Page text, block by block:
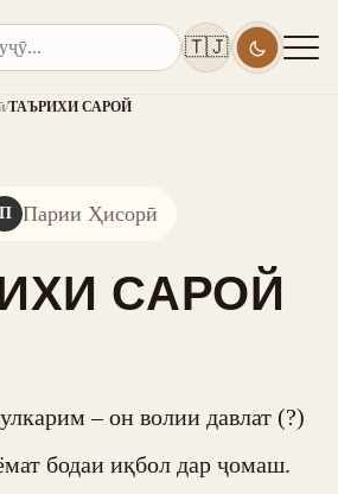
🇹🇯
/ТАЪРИХИ САРОЙ
П Парии Ҳисорӣ
САРОЙ
– он волии давлат (?)
бодаи иқбол дар ҷомаш.